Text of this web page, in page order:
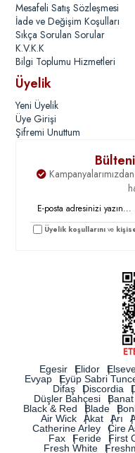
Mesafeli Satış Sözleşmesi
İade ve Değişim Koşulları
Sıkça Sorulan Sorular
K.V.K.K
Bilgi Toplumu Hizmetleri
Üyelik
Yeni Üyelik
Üye Girişi
Şifremi Unuttum
Üyelik koşullarını ve
Egesir Elidor
Evyap
Eyüp Sabri
Difaş
Discordia
Düşler Bahçesi
Banat
Black & Red
Blade
Air Wick
Akat Arı
Catherine Arley
Cire
Fax
Feride First
Fresh White